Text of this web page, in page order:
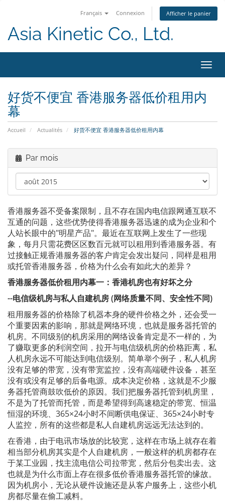
Français Connexion Afficher le panier
Asia Kinetic Co., Ltd.
la
好货不便宜 香港服务器低价租用内
幕
Accueil Actualités 好货不便宜 香港服务器低价租用内幕
Par mois
香港服务器不受备案限制，且不存在国内电信跟网通互联不
互通的问题，这些优势使得香港服务器迅速的成为企业和个
人站长眼中的"明星产品"。最近在互联网上发生了一些现
象，每月只需花费区区数百元就可以租用到香港服务器。有
过接触正规香港服务器的客户肯定会发出疑问，同样是租用
或托管香港服务器，价格为什么会有如此大的差异？
香港服务器低价租用内幕一：香港机房也有好坏之分
--电信级机房与私人自建机房 (网络质量不同、安全性不同)
租用服务器的价格除了机器本身的硬件价格之外，还会受一
个重要因素的影响，那就是网络环境，也就是服务器托管的
机房。不同级别的机房采用的网络设备肯定是不一样的，为
了赚取更多的利润空间，拉开与电信级机房的价格距离，私
人机房永远不可能达到电信级别。简单举个例子，私人机房
没有足够的带宽，没有带宽监控，没有高端硬件设备，甚至
没有或没有足够的后备电源。成本决定价格，这就是不少服
务器托管商鼓吹低价的原因。我们把服务器托管到机房里，
不是为了托管而托管，而是希望得到高速稳定的带宽、恒温
恒湿的环境、365×24小时不间断供电保证、365×24小时专
人监控，所有的这些都是私人自建机房远远无法达到的。
在香港，由于电讯市场放的比较宽，这样在市场上就存在着
相当部分机房其实是个人自建机房，一般这样的机房都存在
于某工业园，找主流电信公司拉带宽，然后分包卖出去。这
也就是为什么市面上存在很多低价香港服务器托管的缘故。
因为机房小，无论从硬件设施还是从客户服务上，这些小机
房都尽量在偷工减料。